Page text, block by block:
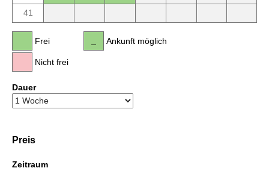
41
Frei
Nicht frei
Ankunft möglich
Dauer
Preis
Zeitraum